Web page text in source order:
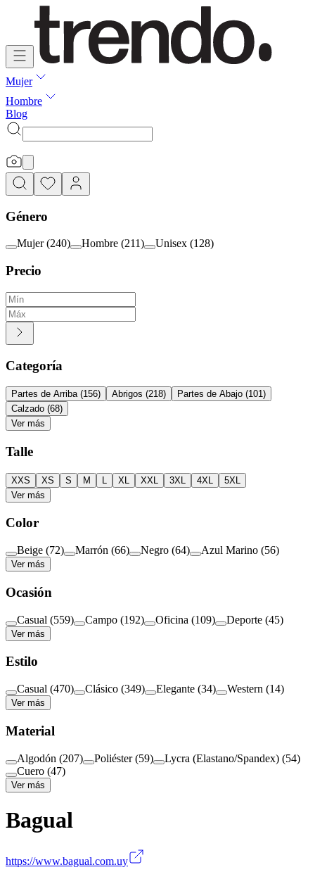
Mujer
Hombre
Blog
Género
Mujer (240) Hombre (211) Unisex (128)
Precio
Categoría
Partes de Arriba (156) Abrigos (218) Partes de Abajo (101)
Calzado (68)
Ver más
Talle
XXS XS S M XL XXL 3XL 4XL
5XL
Ver más
Color
Beige (72) Marrón (66) Negro (64) Azul Marino (56)
Ver más
Ocasión
Casual (559) Campo (192) Oficina (109) Deporte (45)
Ver más
Estilo
Casual (470) Clásico (349) Elegante (34) Western (14)
Ver más
Material
Algodón (207) Poliéster (59) Lycra (Elastano/Spandex) (54)
Cuero (47)
Ver más
Bagual
https://www.bagual.com.uy